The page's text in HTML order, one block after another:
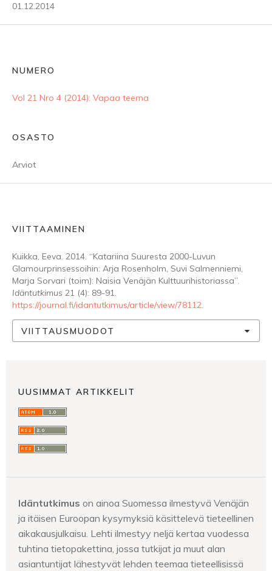
01.12.2014
NUMERO
Vol 21 Nro 4 (2014): Vapaa teema
OSASTO
Arviot
VIITTAAMINEN
Kuikka, Eeva. 2014. “Katariina Suuresta 2000-Luvun
Glamourprinsessoihin: Arja Rosenholm, Suvi Salmenniemi,
Marja Sorvari (toim): Naisia Venäjän Kulttuurihistoriassa”.
Idäntutkimus 21 (4): 89-91.
https://journal.fi/idantutkimus/article/view/78112.
VIITTAUSMUODOT
UUSIMMAT ARTIKKELIT
Idäntutkimus on ainoa Suomessa ilmestyvä Venäjän
ja itäisen Euroopan kysymyksiä käsittelevä tieteellinen
aikakausjulkaisu. Lehti ilmestyy neljä kertaa vuodessa
tuhtina tietopakettina, jossa tutkijat ja muut alan
asiantuntijat lähestyvät lehden teemaa tieteellisissä